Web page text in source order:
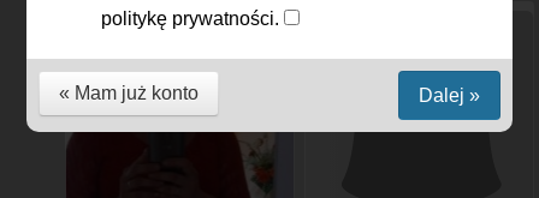
politykę prywatności.
« Mam już konto Dalej »